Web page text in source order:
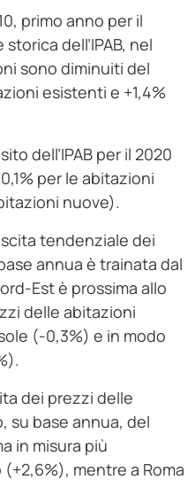
primo anno per il
dell’IPAB, nel
sono diminuiti del
esistenti e +1,4%
dell’IPAB per il 2020
per le abitazioni
nuove).
tendenziale dei
annua è trainata dal
Est è prossima allo
delle abitazioni
(-0,3%) e in modo
dei prezzi delle
su base annua, del
in misura più
mentre a Roma